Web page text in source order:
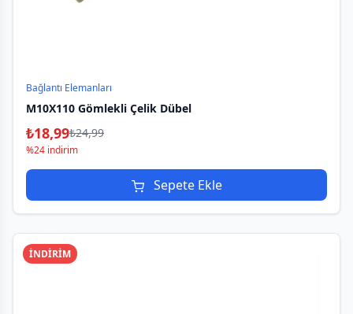
Bağlantı Elemanları
M10X110 Gömlekli Çelik Dübel
₺18,99₺24,99
%24 indirim
Sepete Ekle
İNDİRİM